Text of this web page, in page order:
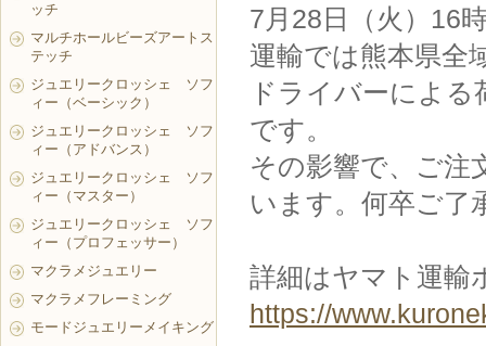
7月28日（火）16
運輸では熊本県全
ドライバーによ
です。
その影響で、ご注
います。何卒ご了
詳細はヤマト運輸
https://
ッチ
マルチホールビーズアートス
テッチ
ジュエリークロッシェ ソフ
ィー（ベーシック）
ジュエリークロッシェ ソフ
ィー（アドバンス）
ジュエリークロッシェ ソフ
ィー（マスター）
ジュエリークロッシェ ソフ
ィー（プロフェッサー）
マクラメジュエリー
マクラメフレーミング
モードジュエリーメイキング